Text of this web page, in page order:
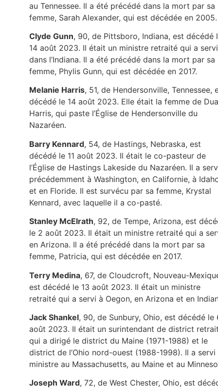
au Tennessee. Il a été précédé dans la mort par sa
femme, Sarah Alexander, qui est décédée en 2005.
Clyde Gunn, 90, de Pittsboro, Indiana, est décédé
14 août 2023. Il était un ministre retraité qui a servi
dans l’Indiana. Il a été précédé dans la mort par sa
femme, Phylis Gunn, qui est décédée en 2017.
Melanie Harris, 51, de Hendersonville, Tennessee,
décédé le 14 août 2023. Elle était la femme de
Harris, qui paste l’Église de Hendersonville du
Nazaréen.
Barry Kennard, 54, de Hastings, Nebraska, est
décédé le 11 août 2023. Il était le co-pasteur de
l’Église de Hastings Lakeside du Nazaréen. Il a
précédemment à Washington, en Californie, à
et en Floride. Il est survécu par sa femme, Krystal
Kennard, avec laquelle il a co-pasté.
Stanley McElrath, 92, de Tempe, Arizona, est
le 2 août 2023. Il était un ministre retraité qui a
en Arizona. Il a été précédé dans la mort par sa
femme, Patricia, qui est décédée en 2017.
Terry Medina, 67, de Cloudcroft, Nouveau-
est décédé le 13 août 2023. Il était un ministre
retraité qui a servi à Oegon, en Arizona et en
Jack Shankel, 90, de Sunbury, Ohio, est décédé le
août 2023. Il était un surintendant de district
qui a dirigé le district du Maine (1971-1988) et le
district de l’Ohio nord-ouest (1988-1998). Il a servi
ministre au Massachusetts, au Maine et au
Joseph Ward, 72, de West Chester, Ohio, est